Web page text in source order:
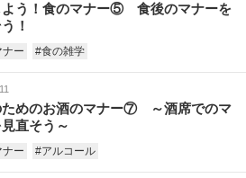
よう！食のマナー⑤ 食後のマナーを
！
ー #食の雑学
ためのお酒のマナー⑦ ～酒席でのマ
見直そう～
ー #アルコール